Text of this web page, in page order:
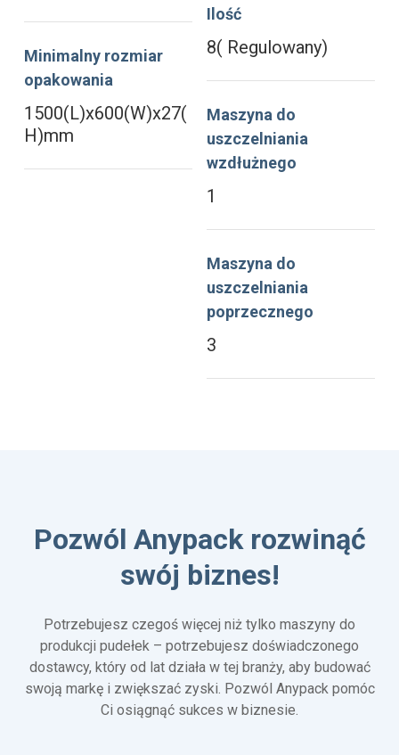
Minimalny rozmiar
opakowania
1500(L)x600(W)x27(
H)mm
Ilość
8( Regulowany)
Maszyna do
uszczelniania
wzdłużnego
1
Maszyna do
uszczelniania
poprzecznego
3
Pozwól Anypack rozwinąć
swój biznes!
Potrzebujesz czegoś więcej niż tylko maszyny do
produkcji pudełek – potrzebujesz doświadczonego
dostawcy, który od lat działa w tej branży, aby budować
swoją markę i zwiększać zyski. Pozwól Anypack pomóc
Ci osiągnąć sukces w biznesie.